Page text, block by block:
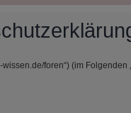
foren“) (im Folgenden